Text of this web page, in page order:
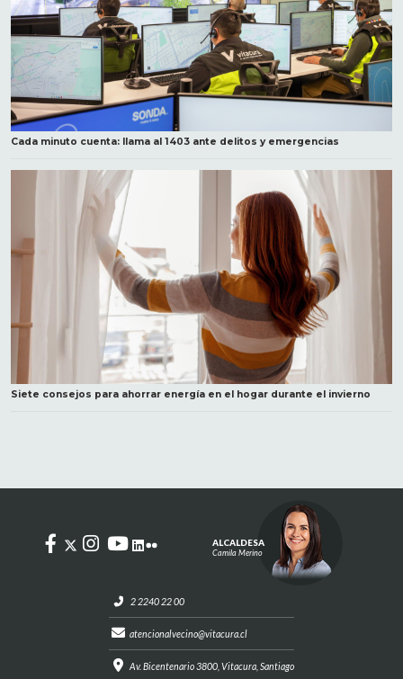
Cada minuto cuenta: llama al 1403 ante delitos y emergencias
Siete consejos para ahorrar energía en el hogar durante el invierno
2 2240 22 00
atencionalvecino@vitacura.cl
Av. Bicentenario 3800, Vitacura, Santiago
ALCALDESA
Camila Merino